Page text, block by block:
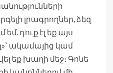
լրագրողներ, ձեզ
դուք էլ եք այս
ակամայից կամ
եք խաղի մեջ։ Գոնե